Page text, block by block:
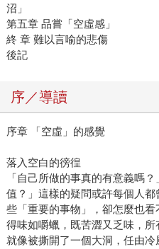
沼」
第五章 品嘗「空虛感」
終 章 難以言喻的悲傷
後記
序／導讀
序章 「空虛」的感覺
落入空白的徬徨
「自己所做的事真的有意義嗎
值？」這樣的疑問或許每個人
些「重要的事物」，卻怎麼也
得味如嚼蠟，既苦澀又乏味，
就像被撕開了一個大洞，任由